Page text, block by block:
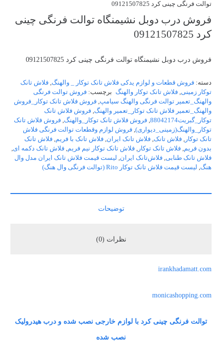
توالت فرنگی چینی کرد 09121507825
فروش درب دوبل نشیمنگاه توالت فرنگی چینی
کرد 09121507825
فروش درب دوبل نشیمنگاه توالت فرنگی چینی کرد 09121507825
دسته: فروش قطعات و لوازم یدکی فلاش تانک توکار _ والهنگ, فلاش تانک
توکار زمینی, فلاش تانک توکار والهنگ برچسب:فروش توالت فرنگی
والهنگ_تعمیر توالت فرنگی والهنگ سیامپ, فروش فلاش تانک توکار_فروش
والهنگ_تعمیر فلاش تانک توکار_تعمیر والهنگ, فروش فلاش تانک
توکار_گبریت88042174
, فروش فلاش تانک توکار_والهنگ, فروش فلاش تانک
توکار_والهنگ(زمینی_دیواری), فروش لوازم وقطعات توالت فرنگی فلاش
تانک توکار , فلاش تانک, فلاش تانک ایران, فلاش تانک با فریم, فلاش تانک
بدون فریم, فلاش تانک توکار , فلاش تانک توکار نیم فریم, فلاش تانک دکمه ای,
فلاش تانک طنابی, فلاش‌تانک ایران, لیست قیمت فلاش تانک ایران مدل وال
هنگ, لیست قیمت فلاش تانک توکار Rito (توالت فرنگی وال هنگ)
توضیحات
نظرات (0)
irankhadamatt.com
monicashopping.com
توالت فرنگی چینی کرد با لوازم خارجی نصب شده و درب هیدرولیک
نصب شده